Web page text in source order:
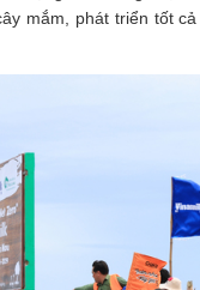
mắm, phát triển tốt